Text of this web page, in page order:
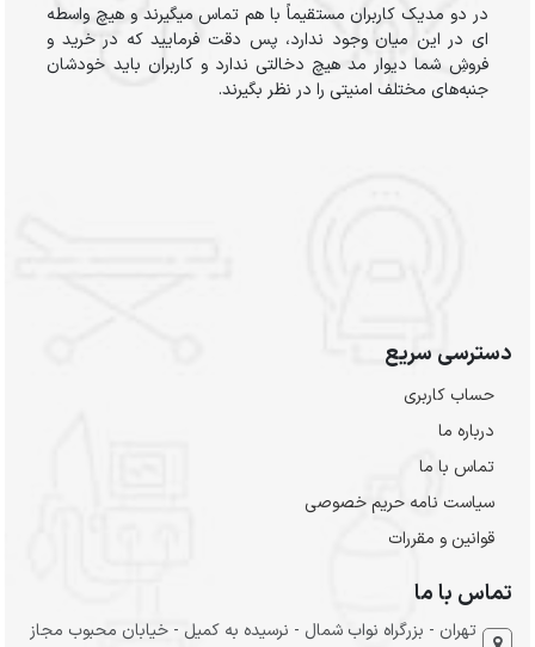
در دو مدیک کاربران مستقیماً با هم تماس میگیرند و هیچ واسطه
ای در این میان وجود ندارد، پس دقت فرمایید که در خرید و
فروشِ شما دیوار مد هیچ دخالتی ندارد و کاربران باید خودشان
جنبه‌های مختلف امنیتی را در نظر بگیرند.
دسترسی سریع
حساب کاربری
درباره ما
تماس با ما
سیاست نامه حریم خصوصی
قوانین و مقررات
تماس با ما
تهران - بزرگراه نواب شمال - نرسیده به کمیل - خیابان محبوب مجاز